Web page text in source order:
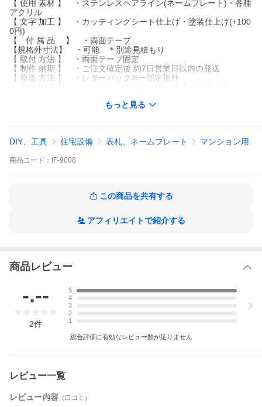
【 使用 素材 】 ・ステンレスヘアライン(ネームプレート)・各種
アクリル
【 文字 加工 】 ・カッティングシート仕上げ・塗装仕上げ(+100
0円)
【 付 属 品 】 ・両面テープ
【規格外寸法】 ・可能 ＊別途見積もり
【 取付 方法 】 ・両面テープ固定
【 制作 納期 】 ・ご注文確定後 約7日営業日以内の発送
【 発送 方法 】 ・レターパック※一部定形外
必ずお願い致します。
反映されませんのでご注意下さい。
◎パソコンのメール受信を可能状態に設定して下さい。
もっと見る
DIY、工具 住宅設備 表札、ネームプレート マンション用
商品 コード： IF-9008
この商品を共有する
アフィリエイトで紹介する
商品レビュー
-.--
2件
5
4
3
2
1
総合評価に有効なレビュー数が足りません
レビュー一覧
レビュー内容 （口コミ）